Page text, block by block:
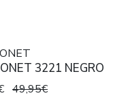
3221 NEGRO
49,95€